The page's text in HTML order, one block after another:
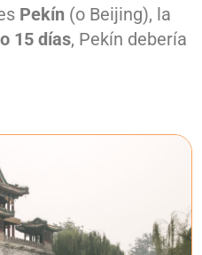
Pekín (o Beijing), la
15 días, Pekín debería